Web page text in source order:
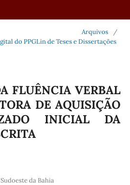
Arquivos
/
do PPGLin de Teses e Dissertações
FLUÊNCIA VERBAL
DE AQUISIÇÃO
INICIAL DA
da Bahia